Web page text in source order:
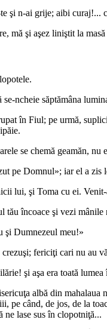
şi n-ai grije; aibi curaj!...
mă şi aşez liniştit la
ncheie săptămâna
în Fiul; pe urmă,
se chemă geamăn, nu
pe Domnul»; iar el a zis
lui, şi Toma cu ei.
încoace şi vezi
şi Dumnezeul meu!»
fericiţi cari nu au
şi aşa era toată
albă din
pe când, de jos, de la
ne lase sus în clopotniţă...